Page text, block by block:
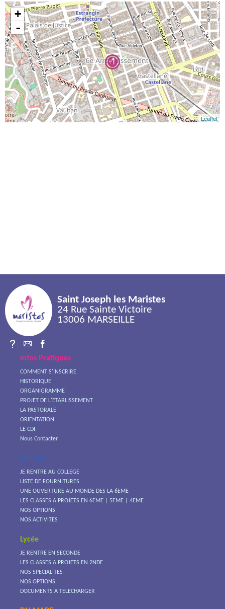
+
-
Leaflet
Saint Joseph les Maristes
24 Rue Sainte Victoire
13006 MARSEILLE
Infos Pratiques
COMMENT S'INSCRIRE
HISTORIQUE
ORGANIGRAMME
PROJET DE L'ETABLISSEMENT
LA PASTORALE
ORIENTATION
LE CDI
Nous Contacter
Collège
JE RENTRE AU COLLEGE
LISTE DE FOURNITURES
UNE OUVERTURE AU MONDE DES LA 6EME
LES CLASSES A PROJETS EN 6EME | 5EME | 4EME
NOS OPTIONS
NOS ACTIVITES
Lycée
JE RENTRE EN SECONDE
LES CLASSES A PROJETS EN 2NDE
NOS SPECIALITES
NOS OPTIONS
DOCUMENTS A TELECHARGER